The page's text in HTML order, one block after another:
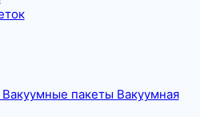
пакеты Вакуумная